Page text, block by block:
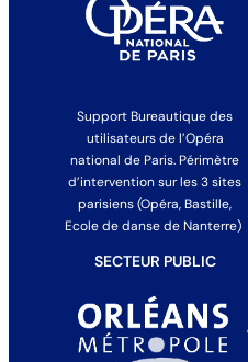
Support Bureautique des
utilisateurs de l’Opéra
national de Paris. Périmètre
d’intervention sur les 3 sites
parisiens (Opéra, Bastille,
Ecole de danse de Nanterre)
SECTEUR PUBLIC